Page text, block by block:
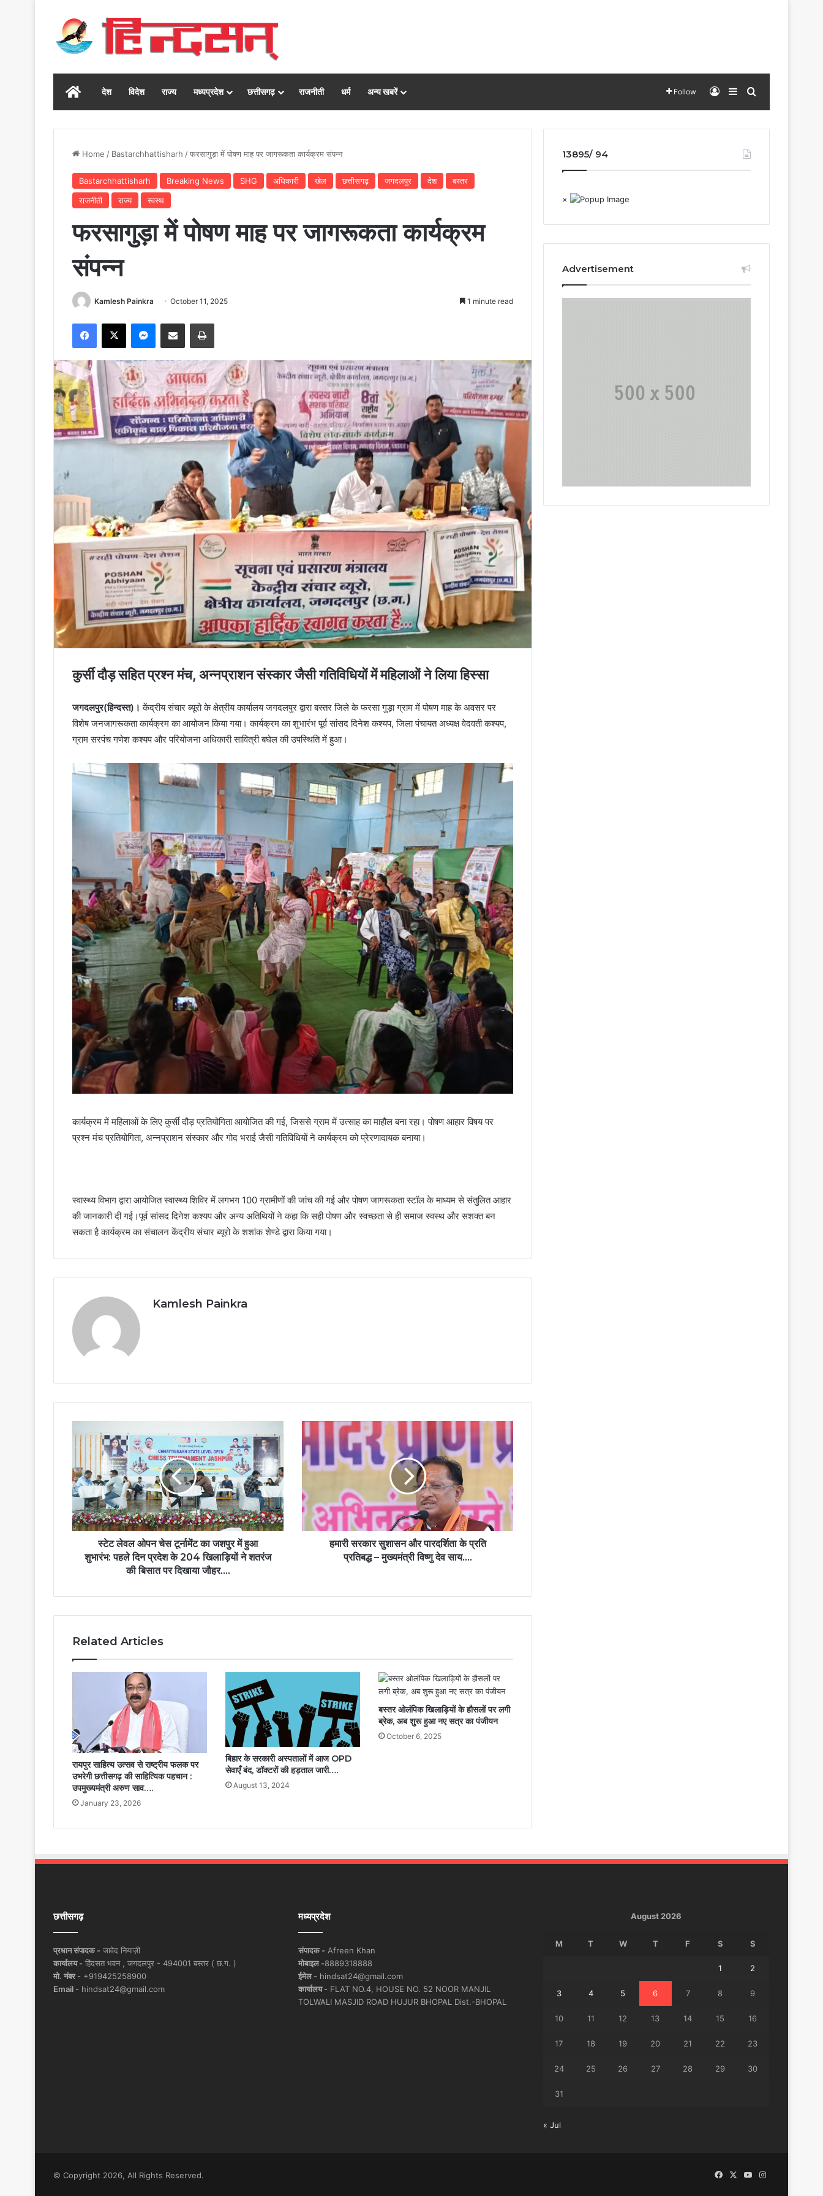
Homeदेश विदेश राज्य मध्यप्रदेश छत्तीसगढ़ राजनीती धर्म अन्य खबरें Follow Log InSidebarSearch for
Home / Bastarchhattisharh /फरसागुड़ा में पोषण माह पर जागरूकता कार्यक्रम संपन्न
Bastarchhattisharh Breaking News SHG अधिकारी खेल छत्तीसगढ़ जगदलपुर देश
बस्तर
राजनीती
राज्य स्वस्थ
फरसागुड़ा में पोषण माह पर जागरूकता कार्यक्रम
संपन्न
Kamlesh Painkra October 11, 2025 1 minute read
Facebook
X Messenger
Share via Email Print
कुर्सी दौड़ सहित प्रश्न मंच, अन्नप्राशन संस्कार जैसी गतिविधियों में महिलाओं ने लिया हिस्सा
जगदलपुर(हिन्दस्त)। केंद्रीय संचार ब्यूरो के क्षेत्रीय कार्यालय जगदलपुर द्वारा बस्तर जिले के फरसा गुड़ा ग्राम में पोषण माह के अवसर पर
विशेष जनजागरूकता कार्यक्रम का आयोजन किया गया। कार्यक्रम का शुभारंभ पूर्व सांसद दिनेश कश्यप, जिला पंचायत अध्यक्ष वेदवती कश्यप,
ग्राम सरपंच गणेश कश्यप और परियोजना अधिकारी सावित्री बघेल की उपस्थिति में हुआ।
कार्यक्रम में महिलाओं के लिए कुर्सी दौड़ प्रतियोगिता आयोजित की गई, जिससे ग्राम में उत्साह का माहौल बना रहा। पोषण आहार विषय पर
प्रश्न मंच प्रतियोगिता, अन्नप्राशन संस्कार और गोद भराई जैसी गतिविधियों ने कार्यक्रम को प्रेरणादायक बनाया।
स्वास्थ्य विभाग द्वारा आयोजित स्वास्थ्य शिविर में लगभग 100 ग्रामीणों की जांच की गई और पोषण जागरूकता स्टॉल के माध्यम से संतुलित आहार
की जानकारी दी गई।पूर्व सांसद दिनेश कश्यप और अन्य अतिथियों ने कहा कि सही पोषण और स्वच्छता से ही समाज स्वस्थ और सशक्त बन
सकता है कार्यक्रम का संचालन केंद्रीय संचार ब्यूरो के शशांक शेण्डे द्वारा किया गया।
Kamlesh Painkra
स्टेट लेवल ओपन चेस टूर्नामेंट का जशपुर में हुआ
शुभारंभ: पहले दिन प्रदेश के 204 खिलाड़ियों ने शतरंज
की बिसात पर दिखाया जौहर….
हमारी सरकार सुशासन और पारदर्शिता के प्रति
प्रतिबद्ध – मुख्यमंत्री विष्णु देव साय….
Related Articles
रायपुर साहित्य उत्सव से राष्ट्रीय फलक पर
उभरेगी छत्तीसगढ़ की साहित्यिक पहचान :
उपमुख्यमंत्री अरुण साव….
January 23, 2026
बिहार के सरकारी अस्पतालों में आज OPD
सेवाएँ बंद, डॉक्टरों की हड़ताल जारी….
August 13, 2024
बस्तर ओलंपिक खिलाड़ियों के हौसलों पर लगी
ब्रेक, अब शुरू हुआ नए सत्र का पंजीयन
October 6, 2025
13895/ 94
×
Advertisement
छत्तीसगढ़
प्रधान संपादक - जावेद नियाज़ी
कार्यालय - हिंदसत भवन , जगदलपुर - 494001 बस्तर ( छ.ग. )
मो. नंबर - +919425258900
Email - hindsat24@gmail.com
मध्यप्रदेश
संपादक - Afreen Khan
मोबाइल -8889318888
ईमेल - hindsat24@gmail.com
कार्यालय - FLAT NO.4, HOUSE NO. 52 NOOR MANJIL
TOLWALI MASJID ROAD HUJUR BHOPAL Dist.-BHOPAL
August 2026
M T W T F S S
1 2
3 4 5 6 7 8 9
10 11 12 13 14 15 16
17 18 19 20 21 22 23
24 25 26 27 28 29 30
31
« Jul
© Copyright 2026, All Rights Reserved. Facebook
X YouTubeInstagram